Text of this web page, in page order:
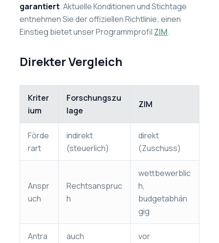
garantiert. Aktuelle Konditionen und Stichtage
entnehmen Sie der offiziellen Richtlinie; einen
Einstieg bietet unser Programmprofil ZIM.
Direkter Vergleich
Kriter
ium
Forschungszu
lage
ZIM
Förde
rart
indirekt
(steuerlich)
direkt
(Zuschuss)
Anspr
uch
Rechtsanspruc
h
wettbewerblic
h,
budgetabhän
gig
Antra
auch
vor